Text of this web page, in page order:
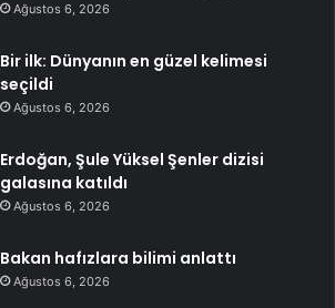
Ağustos 6, 2026
Bir ilk: Dünyanın en güzel kelimesi
seçildi
Ağustos 6, 2026
Erdoğan, Şule Yüksel Şenler dizisi
galasına katıldı
Ağustos 6, 2026
Bakan hafızlara bilimi anlattı
Ağustos 6, 2026